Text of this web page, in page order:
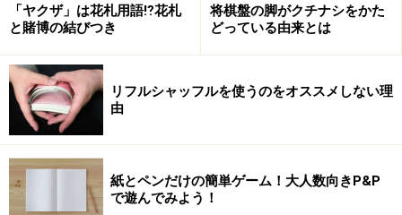
「ヤクザ」は花札用語⁉花札
と賭博の結びつき
将棋盤の脚がクチナシをかた
どっている由来とは
リフルシャッフルを使うのをオススメしない理
由
紙とペンだけの簡単ゲーム！大人数向きP&P
で遊んでみよう！